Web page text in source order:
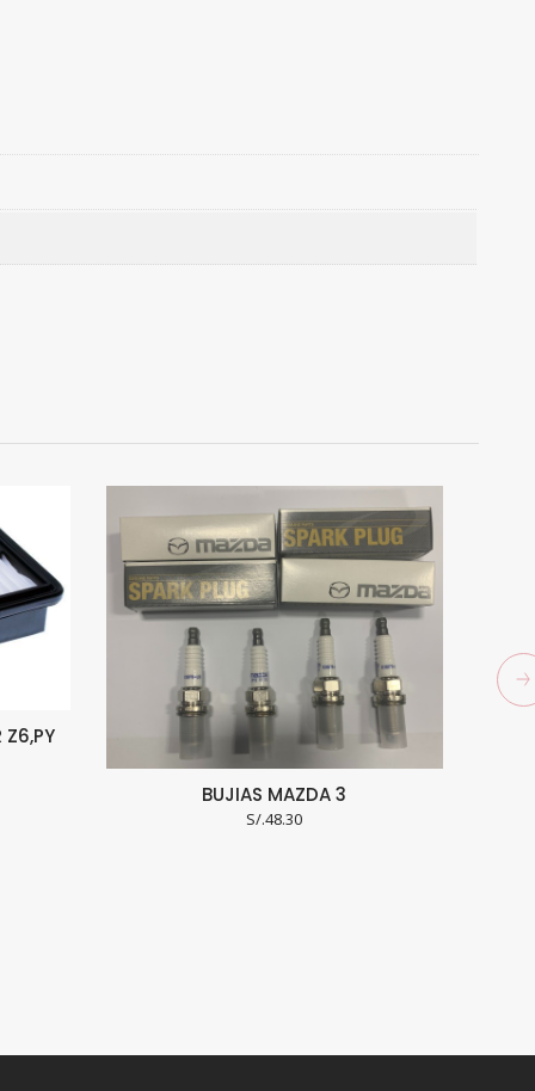
Z6,PY
BUJIAS MAZDA 3
S/.48.30